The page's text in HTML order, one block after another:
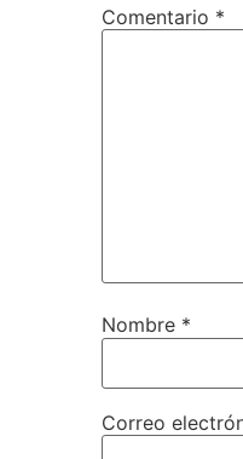
Comentario *
Nombre *
Correo